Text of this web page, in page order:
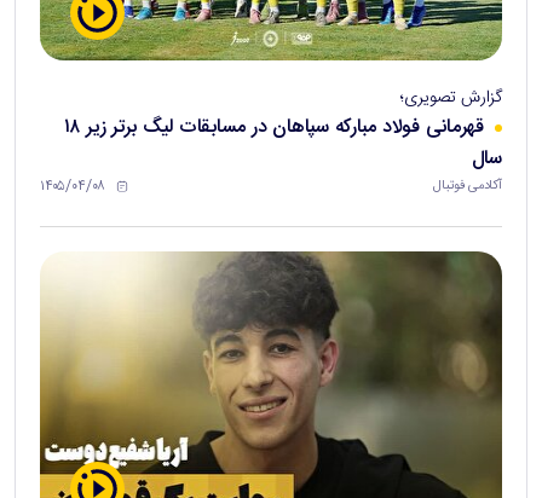
گزارش تصویری؛
قهرمانی فولاد مبارکه سپاهان در مسابقات لیگ برتر زیر ۱۸
سال
آکادمی فوتبال ۱۴۰۵/۰۴/۰۸